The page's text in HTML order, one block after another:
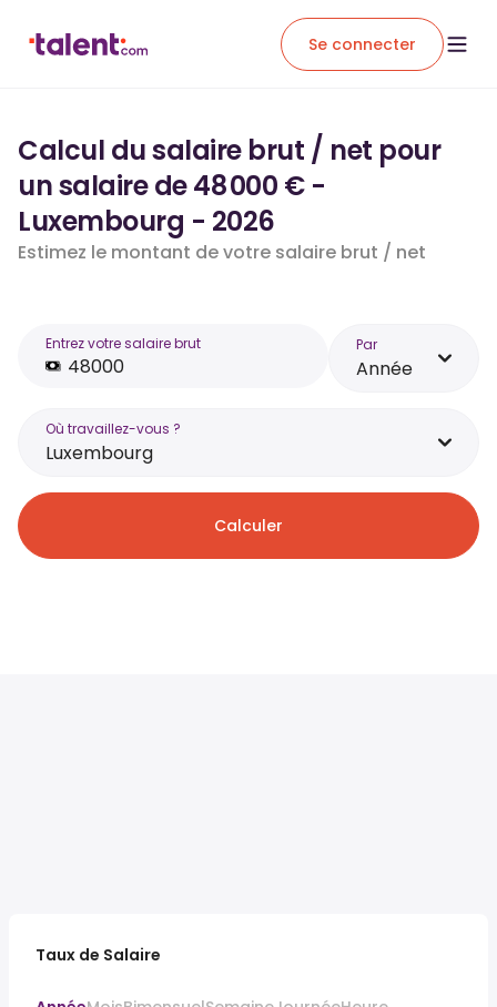
Se connecter
Calcul du salaire brut / net pour
un salaire de 48 000 € -
Luxembourg - 2026
Estimez le montant de votre salaire brut / net
Entrez votre salaire brut Par
Année
Où travaillez-vous ?
Luxembourg
Calculer
Taux de Salaire